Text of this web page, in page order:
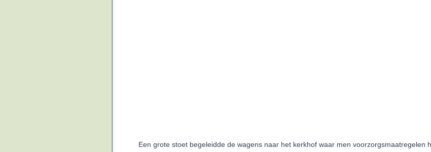
Een grote stoet begeleidde de wagens naar het kerkhof waar men voorzorgsmaatregelen